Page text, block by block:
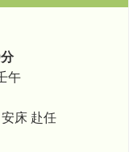
午
床 赴任